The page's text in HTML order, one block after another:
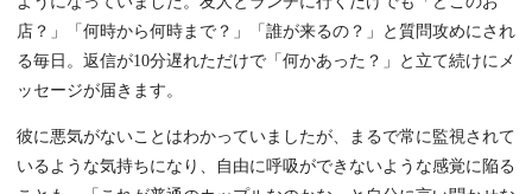
店？」「何時から何時まで？」「誰が来るの？」と質問攻めにされ
る毎日。返信が10分遅れただけで「何かあった？」と立て続けにメ
ッセージが届きます。
彼に悪気がないことはわかっていましたが、まるで常に監視されて
いるような気持ちになり、自由に呼吸ができないような感覚に陥る